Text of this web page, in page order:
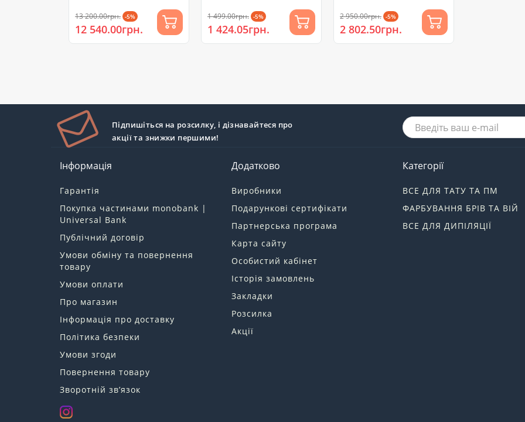
13 200.00грн. -5%
12 540.00грн.
1 499.00грн. -5%
1 424.05грн.
2 950.00грн. -5%
2 802.50грн.
Підпишіться на розсилку, і дізнавайтеся про
акції та знижки першими!
Інформація
Гарантія
Покупка частинами monobank |
Universal Bank
Публічний договір
Умови обміну та повернення
товару
Умови оплати
Про магазин
Інформація про доставку
Політика безпеки
Умови згоди
Повернення товару
Зворотній зв’язок
Додатково
Виробники
Подарункові сертифікати
Партнерська програма
Карта сайту
Особистий кабінет
Історія замовлень
Закладки
Розсилка
Акції
Категорії
ВСЕ ДЛЯ ТАТУ ТА ПМ
ФАРБУВАННЯ БРІВ ТА ВІЙ
ВСЕ ДЛЯ ДИПІЛЯЦІЇ